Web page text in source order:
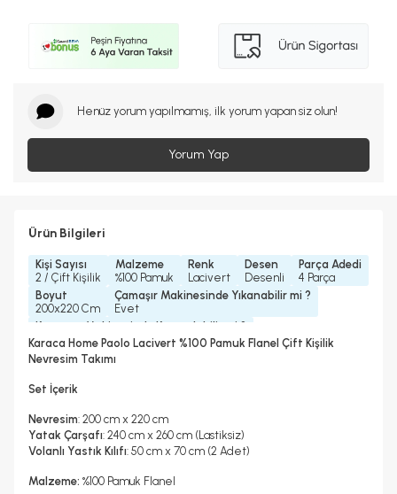
Henüz yorum yapılmamış, ilk yorum yapan siz olun!
Yorum Yap
Ürün Bilgileri
Kişi Sayısı
2 / Çift Kişilik
Malzeme
%100 Pamuk
Renk
Lacivert
Desen
Desenli
Parça Adedi
4 Parça
Boyut
200x220 Cm
Çamaşır Makinesinde Yıkanabilir mi ?
Evet
Kurutma Makinesinde Kurutulabilir mi ?
Hayır
Kuru Temizleme Yapılabilir
Karaca Home Paolo Lacivert %100 Pamuk Flanel Çift Kişilik
Nevresim Takımı
Set İçerik
Nevresim: 200 cm x 220 cm
Yatak Çarşafı: 240 cm x 260 cm (Lastiksiz)
Volanlı Yastık Kılıfı: 50 cm x 70 cm (2 Adet)
Malzeme: %100 Pamuk Flanel